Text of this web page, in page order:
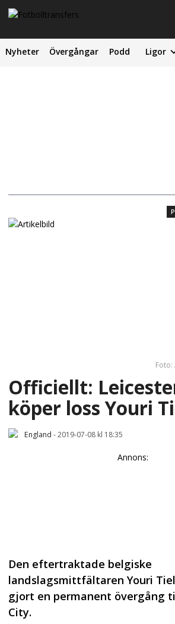
Nyheter Övergångar Podd Ligor
Officiellt:
köper loss Youri
England -2019-07-08 kl 18:35
Annons:
Den eftertraktade belgiske
landslagsmittfältaren Youri
gjort en permanent övergång
City.